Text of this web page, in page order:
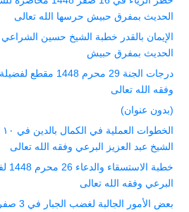
الحديث بمفرق حبيش حرسها الله تعالى
الحديث بمفرق حبيش
درجات الجنة 29 محرم
وفقه الله تعالى
(بدون عنوان)
الشيخ عبد العزيز البرعي وفقه الله تعالى
البرعي وفقه الله تعالى